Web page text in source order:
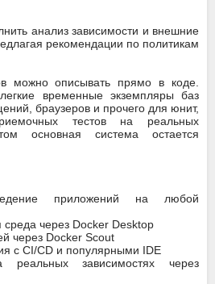
анализ зависимости и внешние
рекомендации по политикам
можно описывать прямо в коде.
временные экземпляры баз
браузеров и прочего для юнит,
тестов на реальных
основная система остается
приложений на любой
среда через Docker Desktop
через Docker Scout
с CI/CD и популярными IDE
реальных зависимостях через